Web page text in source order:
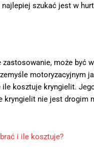
szukać jest w
może być
motoryzacyjnym
kosztuje kryngielit.
kryngielit nie jest
i ile kosztuje?